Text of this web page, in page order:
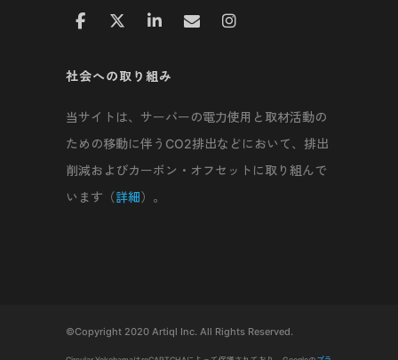
社会への取り組み
当サイトは、サーバーの電力使用と取材活動の
ための移動に伴うCO2排出などにおいて、排出
削減およびカーボン・オフセットに取り組んで
います（詳細）。
©Copyright 2020 Artiql Inc. All Rights Reserved.